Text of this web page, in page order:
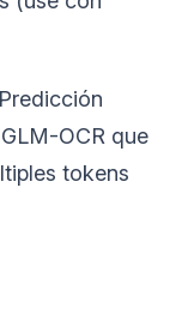
OCR que
tokens